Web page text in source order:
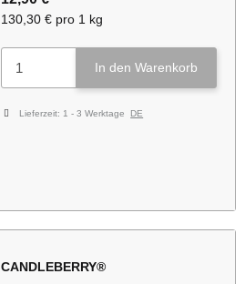
130,30 € pro 1 kg
In den Warenkorb
Lieferzeit: 1 - 3 Werktage DE
CANDLEBERRY®